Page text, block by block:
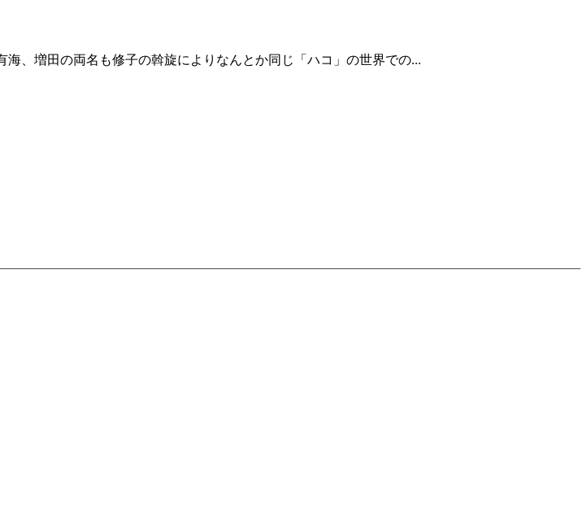
、増田の両名も修子の斡旋によりなんとか同じ「ハコ」の世界での...